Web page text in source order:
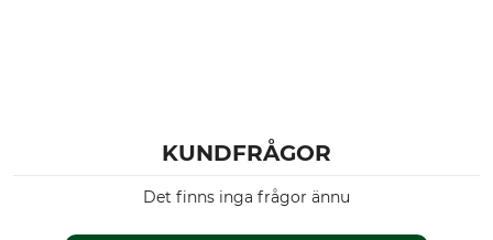
KUNDFRÅGOR
Det finns inga frågor ännu